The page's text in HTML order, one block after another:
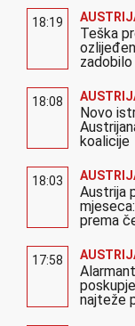
18:19
Teška
18:08
Novo
koalicije
18:03
Austrija
prema
17:58
najteže